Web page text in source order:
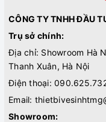
CÔNG TY TNHH ĐẦU
Trụ sở chính:
Địa chỉ: Showroom Hà
Thanh Xuân, Hà Nội
Điện thoại:
Email:
Showroom: